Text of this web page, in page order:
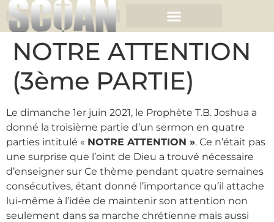
NOTRE ATTENTION
(3ème PARTIE)
Le dimanche 1er juin 2021, le Prophète T.B. Joshua a
donné la troisième partie d’un sermon en quatre
parties intitulé « NOTRE ATTENTION ». Ce n’était pas
une surprise que l’oint de Dieu a trouvé nécessaire
d’enseigner sur Ce thème pendant quatre semaines
consécutives, étant donné l’importance qu’il attache
lui-même à l’idée de maintenir son attention non
seulement dans sa marche chrétienne mais aussi